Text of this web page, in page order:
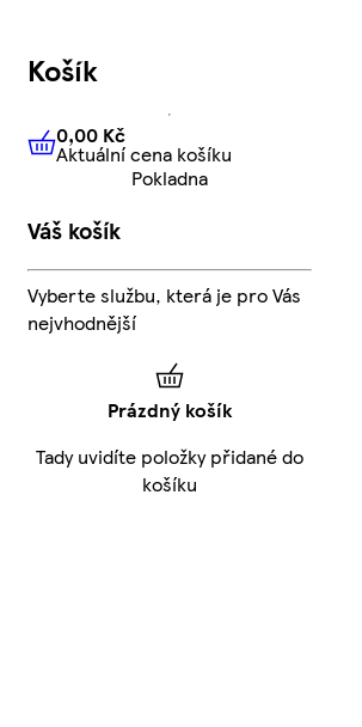
Košík
0,00 KčAktuální cena košíku
0,00 Kč
Aktuální cena košíku
Pokladna
Váš košík
Vyberte službu, která je pro Vás
nejvhodnější
Prázdný košík
Tady uvidíte položky přidané do
košíku